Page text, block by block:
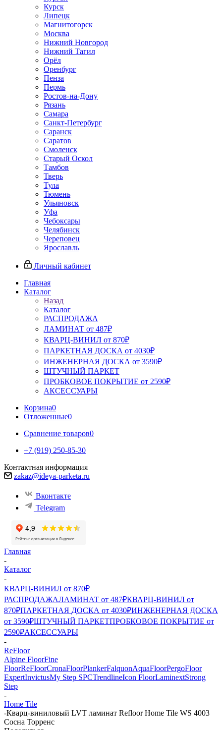
Курск
Липецк
Магнитогорск
Москва
Нижний Новгород
Нижний Тагил
Орёл
Оренбург
Пенза
Пермь
Ростов‑на‑Дону
Рязань
Самара
Санкт‑Петербург
Саранск
Саратов
Смоленск
Старый Оскол
Тамбов
Тверь
Тула
Тюмень
Ульяновск
Уфа
Чебоксары
Челябинск
Череповец
Ярославль
Личный кабинет
Главная
Каталог
Назад
Каталог
РАСПРОДАЖА
ЛАМИНАТ от 487₽
КВАРЦ-ВИНИЛ от 870₽
ПАРКЕТНАЯ ДОСКА от 4030₽
ИНЖЕНЕРНАЯ ДОСКА от 3590₽
ШТУЧНЫЙ ПАРКЕТ
ПРОБКОВОЕ ПОКРЫТИЕ от 2590₽
АКСЕССУАРЫ
Корзина0
Отложенные0
Сравнение товаров0
+7 (919) 250-85-30
Контактная информация
zakaz@ideya-parketa.ru
Вконтакте
Telegram
Главная
-
Каталог
-
КВАРЦ-ВИНИЛ от 870₽
РАСПРОДАЖАЛАМИНАТ от 487₽КВАРЦ-ВИНИЛ от
870₽ПАРКЕТНАЯ ДОСКА от 4030₽ИНЖЕНЕРНАЯ ДОСКА
от 3590₽ШТУЧНЫЙ ПАРКЕТПРОБКОВОЕ ПОКРЫТИЕ от
2590₽АКСЕССУАРЫ
-
ReFloor
Alpine FloorFine
FloorReFloorCronaFloorPlankerFalquonAquaFloorPergoFloor
ExpertInvictusMy Step SPCTrendlineIcon FloorLaminextStrong
Step
-
Home Tile
-Кварц-виниловый LVT ламинат Refloor Home Tile WS 4003
Сосна Торренс